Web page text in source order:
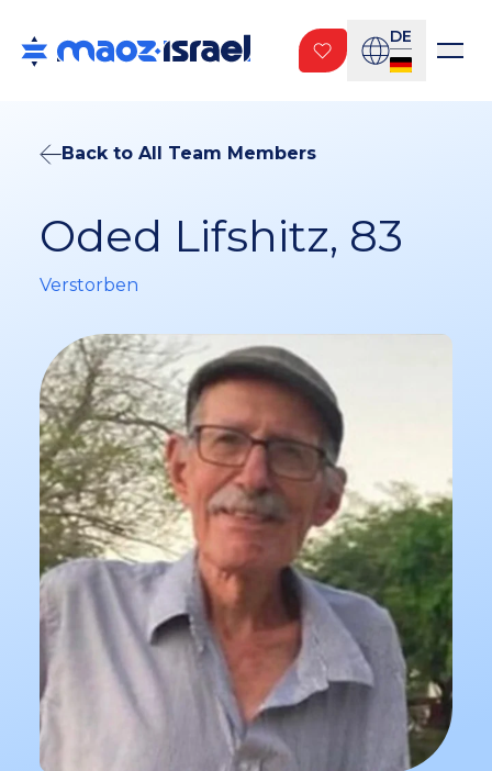
DE
Back to All Team Members
Oded Lifshitz, 83
Verstorben